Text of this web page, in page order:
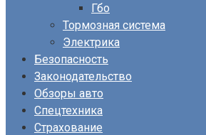
Гбо
Тормозная система
Электрика
Безопасность
Законодательство
Обзоры авто
Спецтехника
Страхование